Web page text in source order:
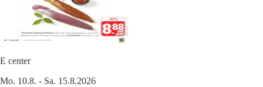
E center
Mo. 10.8. - Sa. 15.8.2026